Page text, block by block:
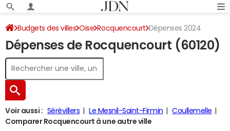
Budgets des villes Oise Rocquencourt Dépenses 2024
Dépenses de Rocquencourt (60120)
Voir aussi : Sérévillers Le Mesnil-Saint-Firmin
Coullemelle
Comparer Rocquencourt à une autre ville